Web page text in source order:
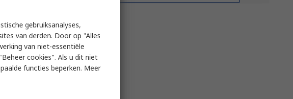
gebruiksanalyses,
van derden. Door op "Alles
van niet-essentiële
cookies". Als u dit niet
functies beperken. Meer